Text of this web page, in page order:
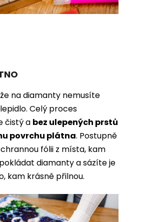
na diamanty nemusíte
Celý proces
čistý a bez ulepených prstů
povrchu plátna. Postupně
fólii z místa, kam
diamanty a sázíte je
kam krásně přilnou.